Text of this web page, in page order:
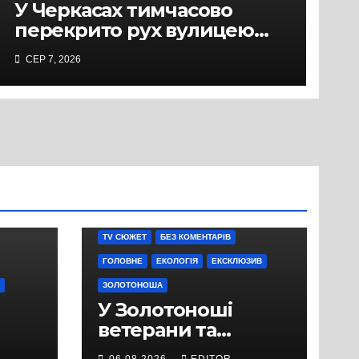
У Черкасах тимчасово
перекрито рух вулицею
Хрещатик на перехресті з
Грушевського через
ремонт тепломережі
СЕР 7, 2026
TV СЮЖЕТ БЕЗ КОМЕНТАРІВ
ГОЛОВНЕ ЕКОЛОГІЯ ЕКСКЛЮЗИВ
ЗОЛОТОНОША
У Золотоноші
ветерани та
місцеві жителі